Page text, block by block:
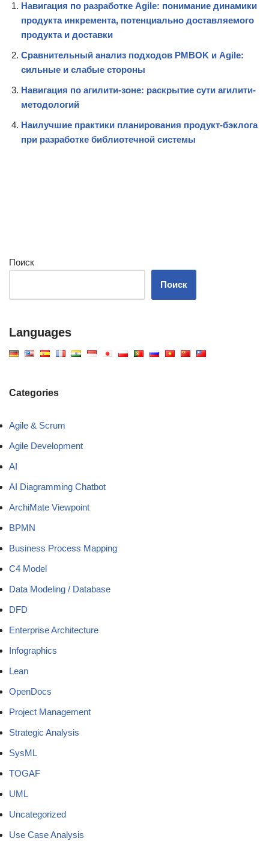
Навигация по разработке Agile: понимание динамики
продукта инкремента, потенциально доставляемого
продукта и доставки
Сравнительный анализ подходов PMBOK и Agile:
сильные и слабые стороны
Навигация по агилити-зоне: раскрытие сути агилити-
методологий
Наилучшие практики планирования продукт-бэклога
при разработке библиотечной системы
Поиск
Поиск
Languages
Categories
Agile & Scrum
Agile Development
AI
AI Diagramming Chatbot
ArchiMate Viewpoint
BPMN
Business Process Mapping
C4 Model
Data Modeling / Database
DFD
Enterprise Architecture
Infographics
Lean
OpenDocs
Project Management
Strategic Analysis
SysML
TOGAF
UML
Uncategorized
Use Case Analysis